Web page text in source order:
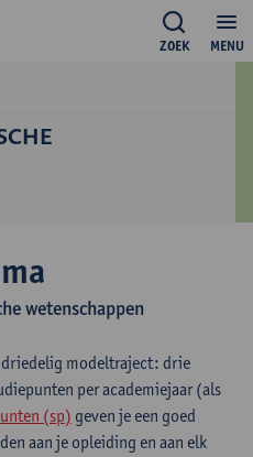
MENU
ZOEK
wetenschappen
modeltraject: drie
per academiejaar (als
(sp) geven je een goed
aan je opleiding en aan elk